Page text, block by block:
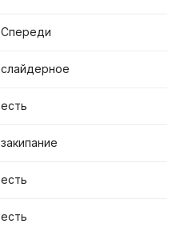
Спереди
слайдерное
есть
закипание
есть
есть